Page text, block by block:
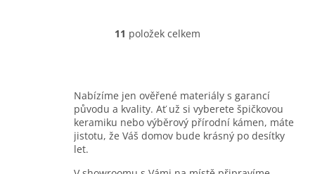
O
d
a
c
í
11 položek celkem
Nabízíme jen ověřené materiály s garancí
původu a kvality. Ať už si vyberete špičkovou
keramiku nebo výběrový přírodní kámen, máte
jistotu, že Váš domov bude krásný po desítky
let.